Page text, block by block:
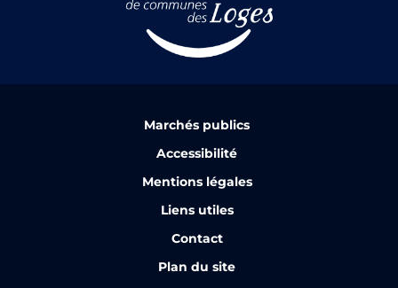
Marchés publics
Accessibilité
Mentions légales
Liens utiles
Contact
Plan du site